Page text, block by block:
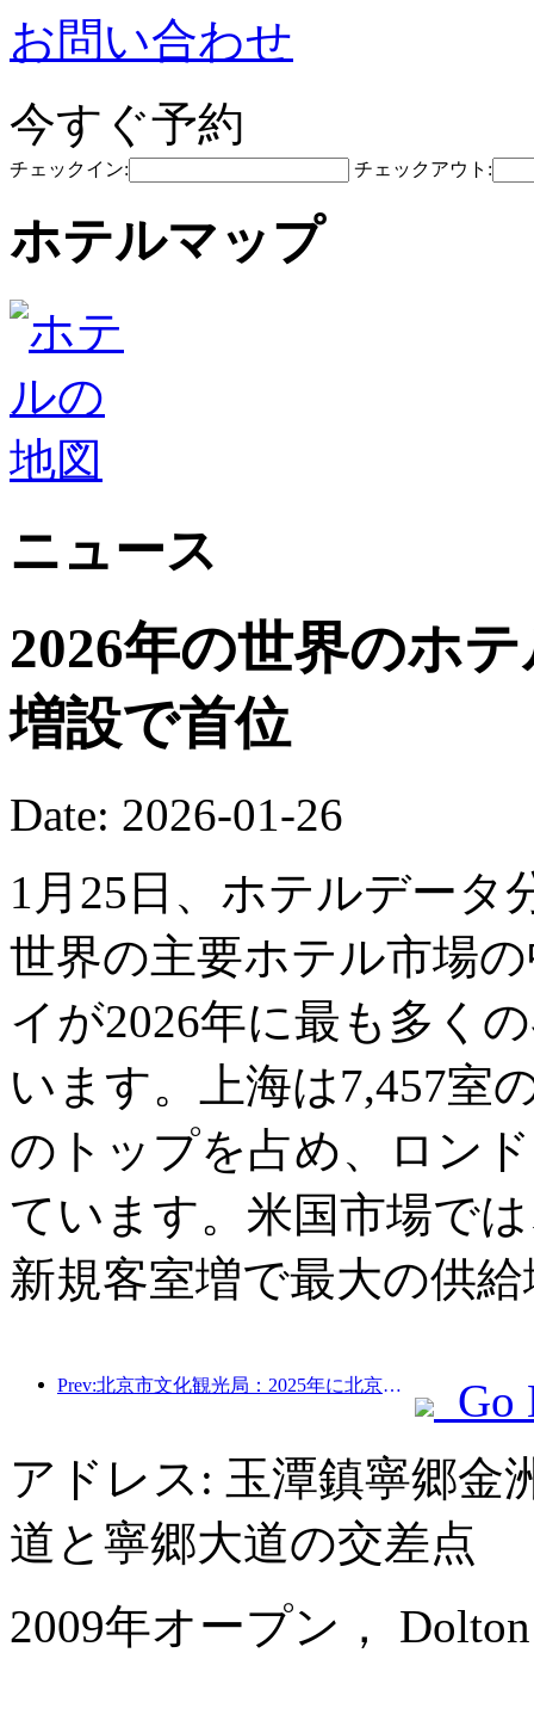
お問い合わせ
今すぐ予約
チェックイン: チェックアウト:
ホテルマップ
ニュース
2026年の世界のホ
増設で首位
Date: 2026-01-26
1月25日、ホテルデータ
世界の主要ホテル市場
イが2026年に最も多く
います。上海は7,457室
のトップを占め、ロン
ています。米国市場で
新規客室増で最大の供
Prev:北京市文化観光局：2025年に北京市を訪れた観光客は548万人で、前年比39％増加した。
Go
アドレス: 玉潭鎮寧郷金
道と寧郷大道の交差点
2009年オープン， Dolton